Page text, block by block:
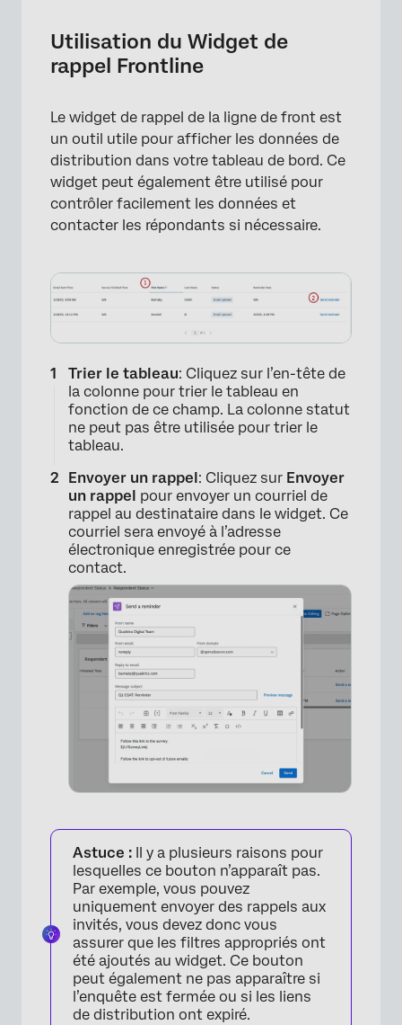
×
Utilisation du Widget de
rappel Frontline
Le widget de rappel de la ligne de front est
un outil utile pour afficher les données de
distribution dans votre tableau de bord. Ce
widget peut également être utilisé pour
contrôler facilement les données et
contacter les répondants si nécessaire.
×
Trier le tableau: Cliquez sur l’en-tête de
la colonne pour trier le tableau en
fonction de ce champ. La colonne statut
ne peut pas être utilisée pour trier le
tableau.
Envoyer un rappel: Cliquez sur Envoyer
un rappel pour envoyer un courriel de
rappel au destinataire dans le widget. Ce
courriel sera envoyé à l’adresse
électronique enregistrée pour ce
contact.
Astuce : Il y a plusieurs raisons pour
lesquelles ce bouton n’apparaît pas.
Par exemple, vous pouvez
uniquement envoyer des rappels aux
invités, vous devez donc vous
assurer que les filtres appropriés ont
été ajoutés au widget. Ce bouton
peut également ne pas apparaître si
l’enquête est fermée ou si les liens
de distribution ont expiré.